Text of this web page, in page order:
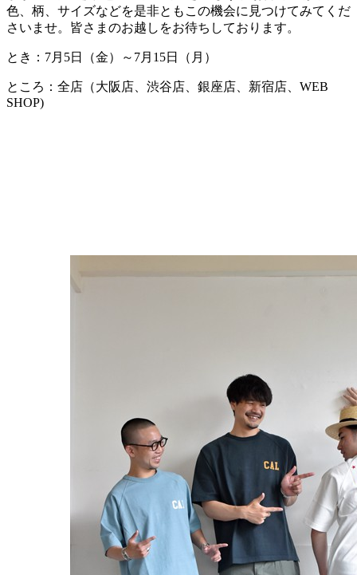
色、柄、サイズなどを是非ともこの機会に見つけてみてくだ
さいませ。皆さまのお越しをお待ちしております。
とき：7月5日（金）～7月15日（月）
ところ：全店（大阪店、渋谷店、銀座店、新宿店、WEB
SHOP)